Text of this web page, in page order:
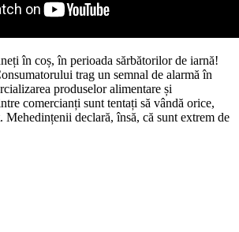
în coș, în perioada sărbătorilor de iarnă!
trag un semnal de alarmă în
produselor alimentare și
comercianți sunt tentați să vândă orice,
Mehedințenii declară, însă, că sunt extrem de